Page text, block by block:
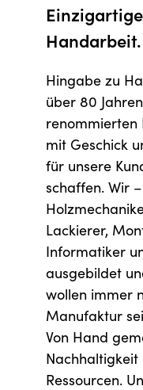
Handarbeit.
Hingabe zu
über 80
renommierten
mit Geschick
für unsere
schaffen. Wir
Lackierer,
Informatiker
ausgebildet
wollen immer
Manufaktur
Von Hand
Ressourcen.